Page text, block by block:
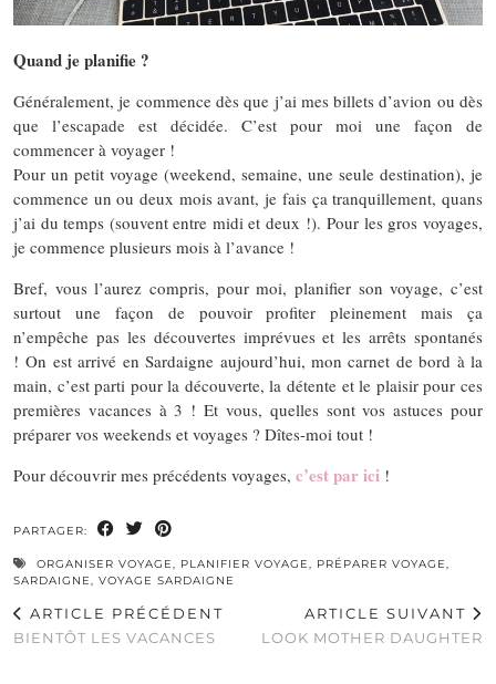
Quand je planifie ?
Généralement, je commence dès que j’ai mes billets d’avion ou dès
que l’escapade est décidée. C’est pour moi une façon de
commencer à voyager !
Pour un petit voyage (weekend, semaine, une seule destination), je
commence un ou deux mois avant, je fais ça tranquillement, quans
j’ai du temps (souvent entre midi et deux !).Pour les gros voyages,
je commence plusieurs mois à l’avance !
Bref, vous l’aurez compris, pour moi, planifier son voyage, c’est
surtout une façon de pouvoir profiter pleinement mais ça
n’empêche pas les découvertes imprévues et les arrêts spontanés
! On est arrivé en Sardaigne aujourd’hui, mon carnet de bord à la
main, c’est parti pour la découverte, la détente et le plaisir pour ces
premières vacances à 3 ! Et vous, quelles sont vos astuces pour
préparer vos weekends et voyages ? Dîtes-moi tout !
Pour découvrir mes précédents voyages, c’est par ici !
PARTAGER:
ORGANISER VOYAGE, PLANIFIER VOYAGE, PRÉPARER VOYAGE,
SARDAIGNE, VOYAGE SARDAIGNE
ARTICLE PRÉCÉDENT
BIENTÔT LES VACANCES
ARTICLE SUIVANT
LOOK MOTHER DAUGHTER